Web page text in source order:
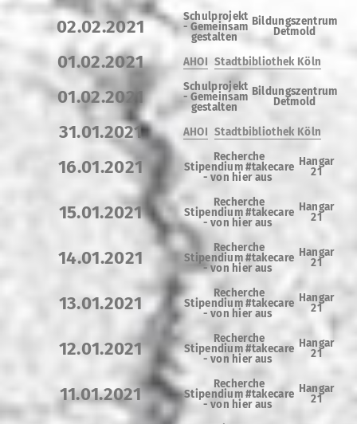
02.02.2021 Schulprojekt
- Gemeinsam
gestalten
Bildungszentrum
Detmold
01.02.2021 AHOI Stadtbibliothek Köln
01.02.2021 Schulprojekt
- Gemeinsam
gestalten
Bildungszentrum
Detmold
31.01.2021 AHOI Stadtbibliothek Köln
16.01.2021 Recherche
Stipendium #takecare
- von hier aus
Hangar
21
15.01.2021 Recherche
Stipendium #takecare
- von hier aus
Hangar
21
14.01.2021 Recherche
Stipendium #takecare
- von hier aus
Hangar
21
13.01.2021 Recherche
Stipendium #takecare
- von hier aus
Hangar
21
12.01.2021 Recherche
Stipendium #takecare
- von hier aus
Hangar
21
11.01.2021 Recherche
Stipendium #takecare
- von hier aus
Hangar
21